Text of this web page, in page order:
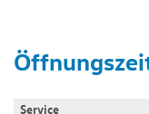
Service